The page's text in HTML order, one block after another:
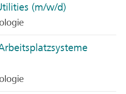
(m/w/d)